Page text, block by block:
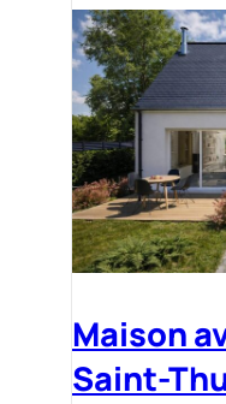
Maison
Saint-